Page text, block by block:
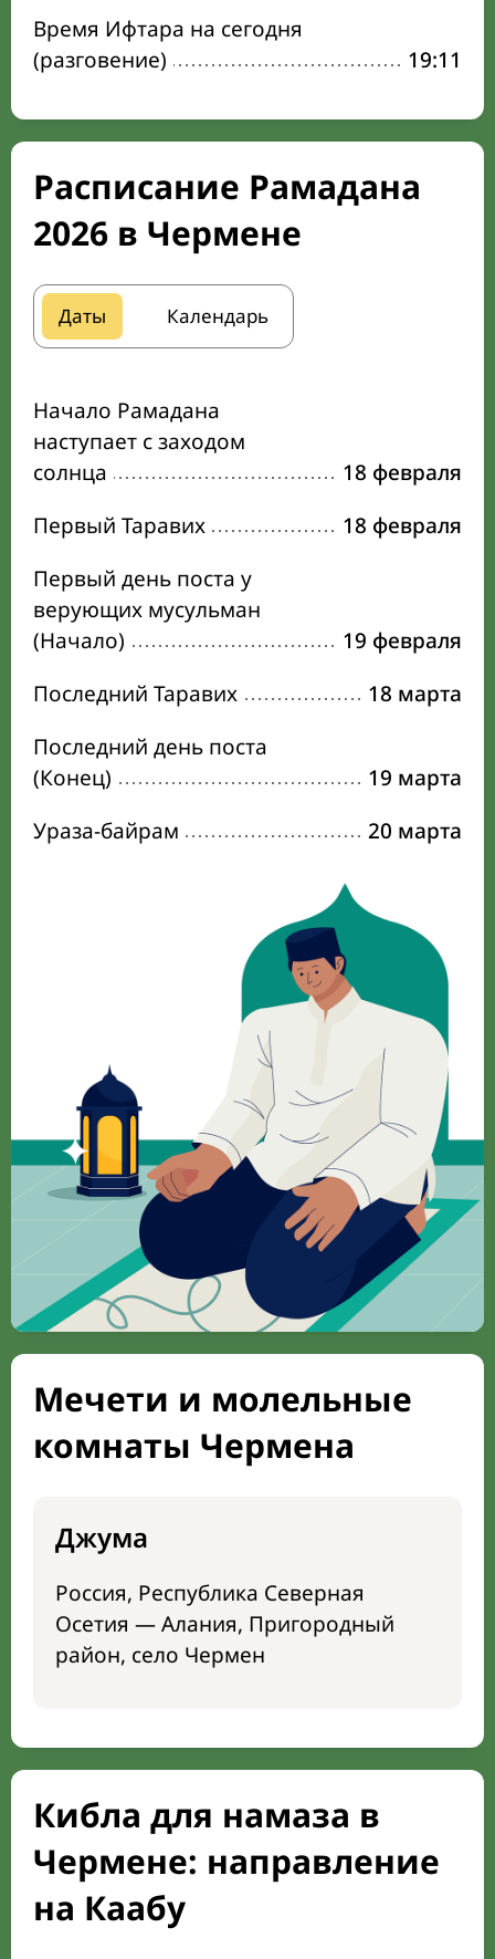
Время Ифтара на сегодня
(разговение)
19:11
Расписание Рамадана
2026 в Чермене
Даты Календарь
Начало Рамадана
наступает с заходом
солнца
18 февраля
Первый Таравих
18 февраля
Первый день поста у
верующих мусульман
(Начало)
19 февраля
Последний Таравих
18 марта
Последний день поста
(Конец)
19 марта
Ураза-байрам
20 марта
Мечети и молельные
комнаты Чермена
Джума
Россия, Республика Северная
Осетия — Алания, Пригородный
район, село Чермен
Кибла для намаза в
Чермене: направление
на Каабу